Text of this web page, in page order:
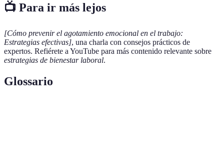
📺 Para ir más lejos
[Cómo prevenir el agotamiento emocional en el trabajo:
Estrategias efectivas], una charla con consejos prácticos de
expertos. Refiérete a YouTube para más contenido relevante sobre
estrategias de bienestar laboral.
Glossario